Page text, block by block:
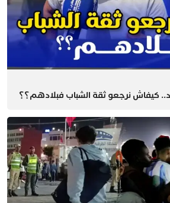
كيفاش نرجعو ثقة الشباب فبلادهم؟؟